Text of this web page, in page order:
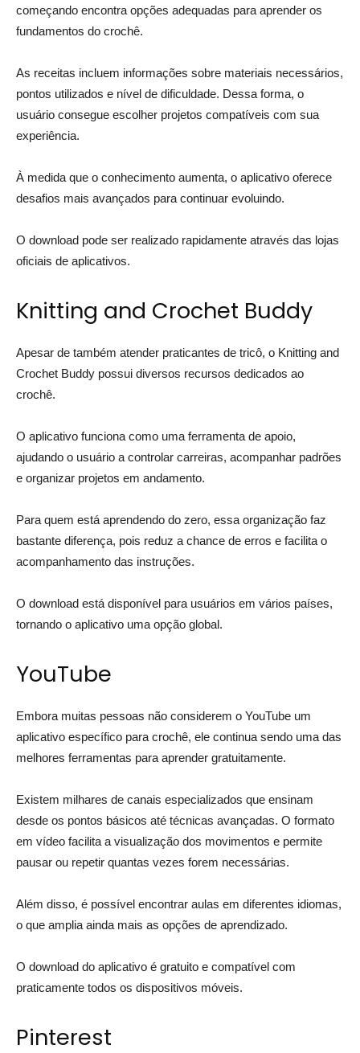
começando encontra opções adequadas para aprender os
fundamentos do crochê.
As receitas incluem informações sobre materiais necessários,
pontos utilizados e nível de dificuldade. Dessa forma, o
usuário consegue escolher projetos compatíveis com sua
experiência.
À medida que o conhecimento aumenta, o aplicativo oferece
desafios mais avançados para continuar evoluindo.
O download pode ser realizado rapidamente através das lojas
oficiais de aplicativos.
Knitting and Crochet Buddy
Apesar de também atender praticantes de tricô, o Knitting and
Crochet Buddy possui diversos recursos dedicados ao
crochê.
O aplicativo funciona como uma ferramenta de apoio,
ajudando o usuário a controlar carreiras, acompanhar padrões
e organizar projetos em andamento.
Para quem está aprendendo do zero, essa organização faz
bastante diferença, pois reduz a chance de erros e facilita o
acompanhamento das instruções.
O download está disponível para usuários em vários países,
tornando o aplicativo uma opção global.
YouTube
Embora muitas pessoas não considerem o YouTube um
aplicativo específico para crochê, ele continua sendo uma das
melhores ferramentas para aprender gratuitamente.
Existem milhares de canais especializados que ensinam
desde os pontos básicos até técnicas avançadas. O formato
em vídeo facilita a visualização dos movimentos e permite
pausar ou repetir quantas vezes forem necessárias.
Além disso, é possível encontrar aulas em diferentes idiomas,
o que amplia ainda mais as opções de aprendizado.
O download do aplicativo é gratuito e compatível com
praticamente todos os dispositivos móveis.
Pinterest